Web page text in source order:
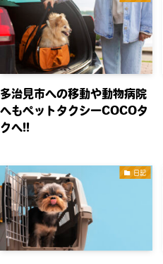
多治見市への移動や動物病院
へもペットタクシーCOCOタ
クへ!!
日記